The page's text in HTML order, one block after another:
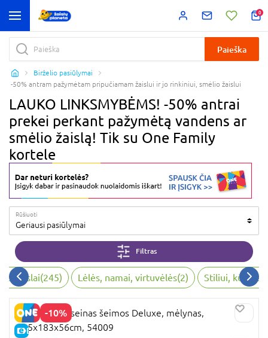
0
Paieška
Birželio pasiūlymai
-50% antram pažymėtam pripučiamam žaislui ir jo rinkiniui, smėlio žaislui
LAUKO LINKSMYBĖMS! -50% antrai
prekei perkant pažymėtą vandens ar
smėlio žaislą! Tik su One Family
kortele
Rūšiuoti
Geriausi pasiūlymai
Filtras
žaislai(245) Lėlės, namai, virtuvėlės(2) Stiliui,
-10%
E-KAINA
BESTWAY baseinas šeimos Deluxe, mėlynas,
305x183x56cm, 54009